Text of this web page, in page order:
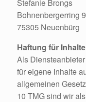
Stefanie Brongs
Bohnenbergerring
75305 Neuenbürg
Haftung für Inhalte
Als
für eigene Inhalte
allgemeinen
10 TMG sind wir